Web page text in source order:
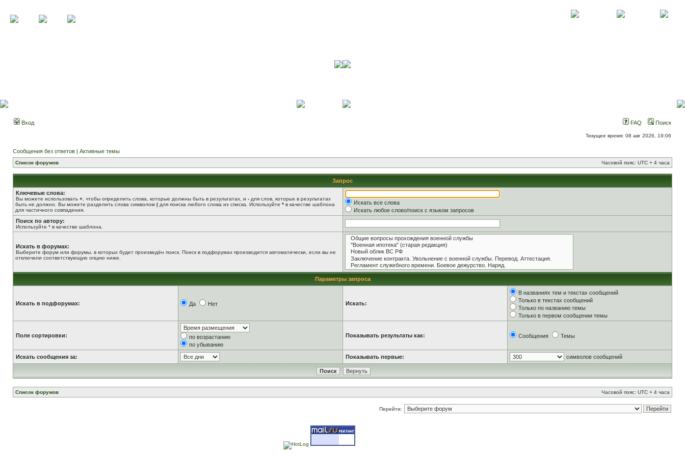
Вход FAQ Поиск
Текущее время: 08 авг 2026, 19:06
Сообщения без ответов | Активные темы
Список форумов Часовой пояс: UTC + 4 часа
Запрос
Ключевые слова:
Вы можете использовать + , чтобы определить слова, которые должны быть в результатах, и - для слов, которых в результатах
быть не должно. Вы можете разделить слова символом | для поиска любого слова из списка. Используйте * в качестве шаблона
для частичного совпадения.
Искать все слова
Искать любое слово/поиск с языком запросов
Поиск по автору:
Используйте * в качестве шаблона.
Искать в форумах:
Выберите форум или форумы, в которых будет произведён поиск. Поиск в подфорумах производится автоматически, если вы не
отключили соответствующую опцию ниже.
Параметры запроса
Искать в подфорумах: Да Нет Искать:
В названиях тем и текстах сообщений
Только в текстах сообщений
Только по названию темы
Только в первом сообщении темы
Поле сортировки:
по возрастанию
по убыванию
Показывать результаты как: Сообщения Темы
Искать сообщения за: Показывать первые: символов сообщений
Список форумов Часовой пояс: UTC + 4 часа
Перейти: